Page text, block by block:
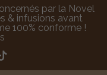
par la Novel
& infusions avant
100% conforme !